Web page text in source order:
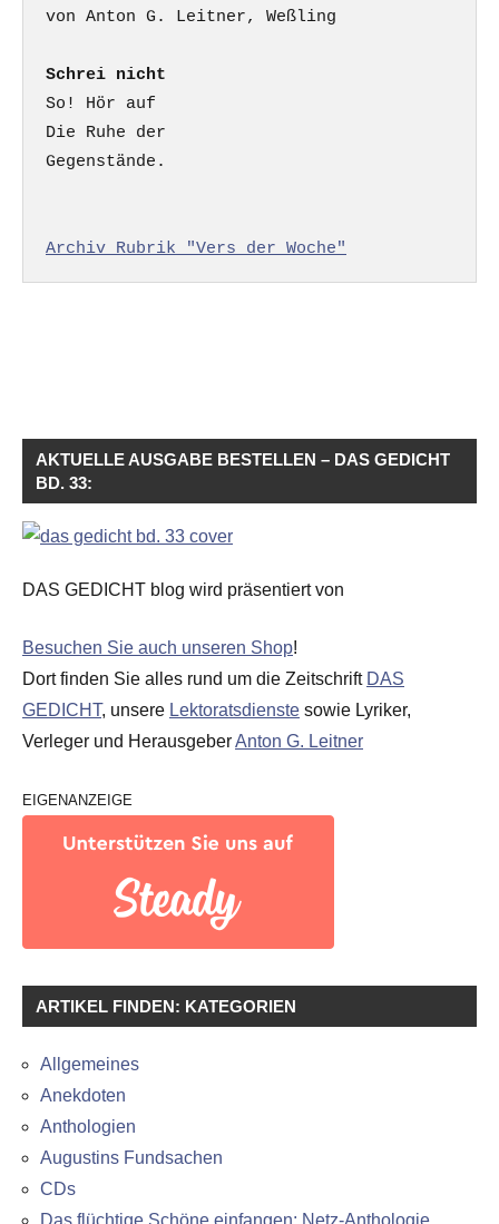
Schrei nicht
So! Hör auf
Die Ruhe der
Gegenstände.
Archiv Rubrik "Vers der Woche"
AKTUELLE AUSGABE BESTELLEN – DAS GEDICHT
BD. 33:
DAS GEDICHT blog wird präsentiert von
Besuchen Sie auch unseren Shop!
Dort finden Sie alles rund um die Zeitschrift DAS
GEDICHT, unsere Lektoratsdienste sowie Lyriker,
Verleger und HerausgeberAnton G. Leitner
EIGENANZEIGE
ARTIKEL FINDEN: KATEGORIEN
Allgemeines
Anekdoten
Anthologien
Augustins Fundsachen
CDs
Das flüchtige Schöne einfangen: Netz-Anthologie